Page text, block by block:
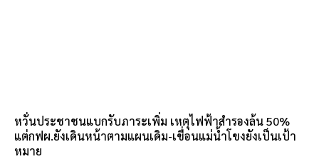
หวั่นประชาชนแบกรับภาระเพิ่ม เหตุไฟฟ้าสำรองล้น 50%
แต่กฟผ.ยังเดินหน้าตามแผนเดิม-เขื่อนแม่น้ำโขงยังเป็นเป้า
หมาย